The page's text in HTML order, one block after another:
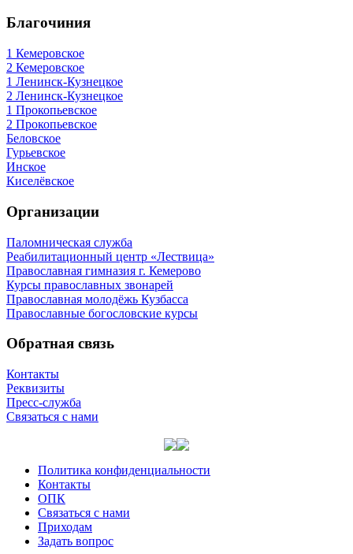
Благочиния
1 Кемеровское
2 Кемеровское
1 Ленинск-Кузнецкое
2 Ленинск-Кузнецкое
1 Прокопьевское
2 Прокопьевское
Беловское
Гурьевское
Инское
Киселёвское
Организации
Паломническая служба
Реабилитационный центр «Лествица»
Православная гимназия г. Кемерово
Курсы православных звонарей
Православная молодёжь Кузбасса
Православные богословские курсы
Обратная связь
Контакты
Реквизиты
Пресс-служба
Связаться с нами
Политика конфиденциальности
Контакты
ОПК
Связаться с нами
Приходам
Задать вопрос